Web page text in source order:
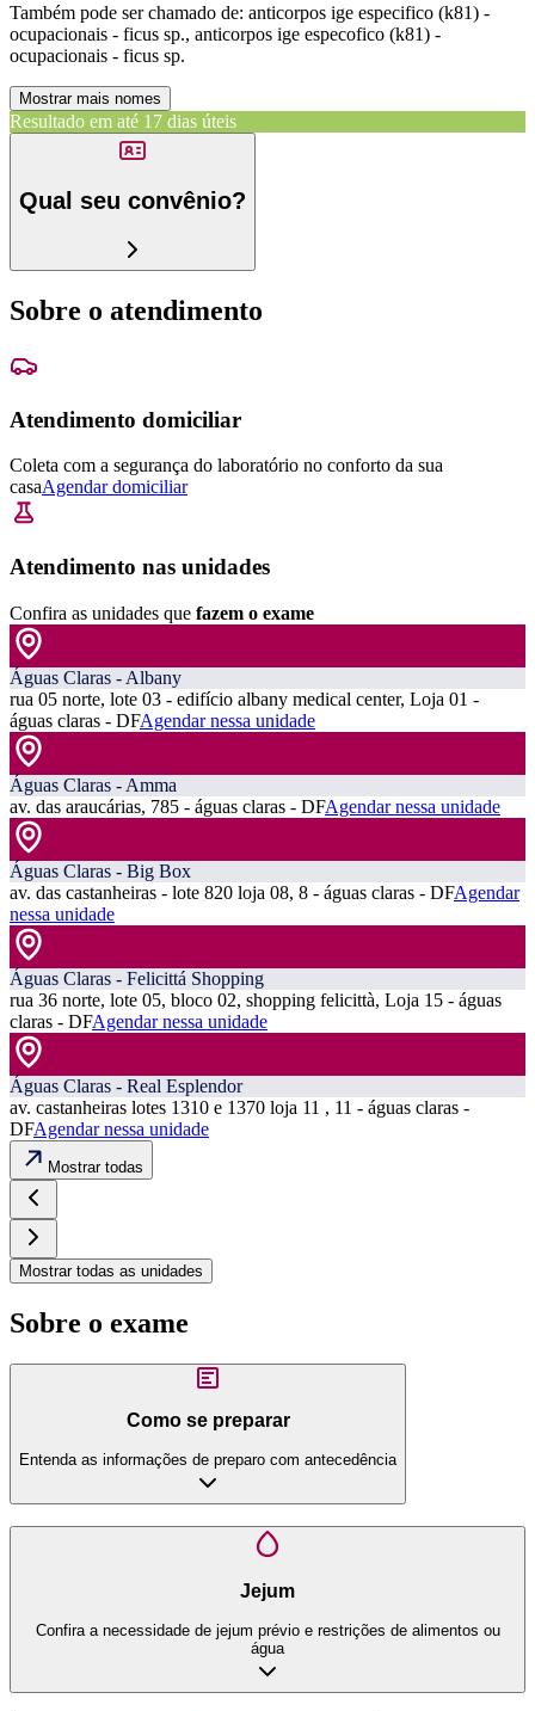
Também pode ser chamado de: anticorpos ige especifico (k81) -
ocupacionais - ficus sp., anticorpos ige especofico (k81) -
ocupacionais - ficus sp.
Mostrar mais nomes
Resultado em até 17 dias úteis
Qual seu convênio?
Sobre o atendimento
Atendimento domiciliar
Coleta com a segurança do laboratório no conforto da sua
casaAgendar domiciliar
Atendimento nas unidades
Confira as unidades que fazem o exame
Águas Claras - Albany
rua 05 norte, lote 03 - edifício albany medical center, Loja 01 -
águas claras - DFAgendar nessa unidade
Águas Claras - Amma
av. das araucárias, 785 - águas claras - DFAgendar nessa unidade
Águas Claras - Big Box
av. das castanheiras - lote 820 loja 08, 8 - águas claras - DFAgendar
nessa unidade
Águas Claras - Felicittá Shopping
rua 36 norte, lote 05, bloco 02, shopping felicittà, Loja 15 - águas
claras - DFAgendar nessa unidade
Águas Claras - Real Esplendor
av. castanheiras lotes 1310 e 1370 loja 11 , 11 - águas claras -
DFAgendar nessa unidade
Mostrar todas
Mostrar todas as unidades
Sobre o exame
Como se preparar
Entenda as informações de preparo com antecedência
Jejum
Confira a necessidade de jejum prévio e restrições de alimentos ou
água